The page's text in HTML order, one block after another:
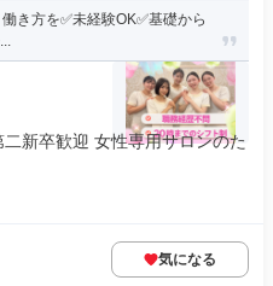
き方を✅未経験OK✅基礎から
新卒歓迎 女性専用サロンのた
気になる